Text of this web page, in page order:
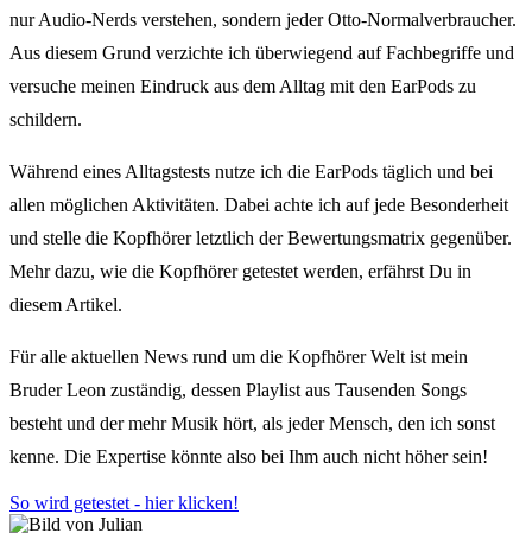
nur Audio-Nerds verstehen, sondern jeder Otto-Normalverbraucher.
Aus diesem Grund verzichte ich überwiegend auf Fachbegriffe und
versuche meinen Eindruck aus dem Alltag mit den EarPods zu
schildern.
Während eines Alltagstests nutze ich die EarPods täglich und bei
allen möglichen Aktivitäten. Dabei achte ich auf jede Besonderheit
und stelle die Kopfhörer letztlich der Bewertungsmatrix gegenüber.
Mehr dazu, wie die Kopfhörer getestet werden, erfährst Du in
diesem Artikel.
Für alle aktuellen News rund um die Kopfhörer Welt ist mein
Bruder Leon zuständig, dessen Playlist aus Tausenden Songs
besteht und der mehr Musik hört, als jeder Mensch, den ich sonst
kenne. Die Expertise könnte also bei Ihm auch nicht höher sein!
So wird getestet - hier klicken!